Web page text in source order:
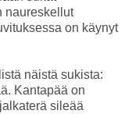
naureskellut
on käynyt
näistä sukista:
Kantapää on
sileää